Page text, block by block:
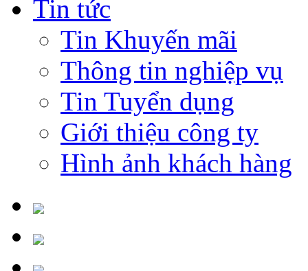
Tin tức
Tin Khuyến mãi
Thông tin nghiệp vụ
Tin Tuyển dụng
Giới thiệu công ty
Hình ảnh khách hàng